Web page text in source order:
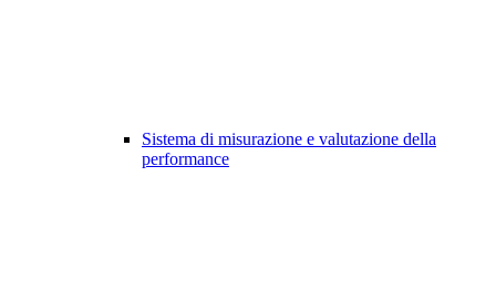
Sistema di misurazione e valutazione della
performance